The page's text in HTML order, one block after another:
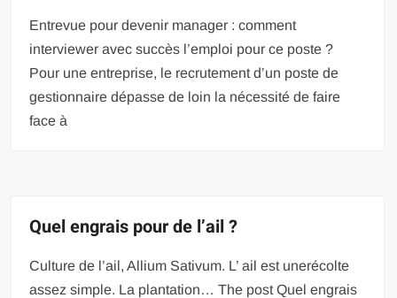
Entrevue pour devenir manager : comment
interviewer avec succès l’emploi pour ce poste ?
Pour une entreprise, le recrutement d’un poste de
gestionnaire dépasse de loin la nécessité de faire
face à
Quel engrais pour de l’ail ?
Culture de l’ail, Allium Sativum. L’ ail est unerécolte
assez simple. La plantation… The post Quel engrais